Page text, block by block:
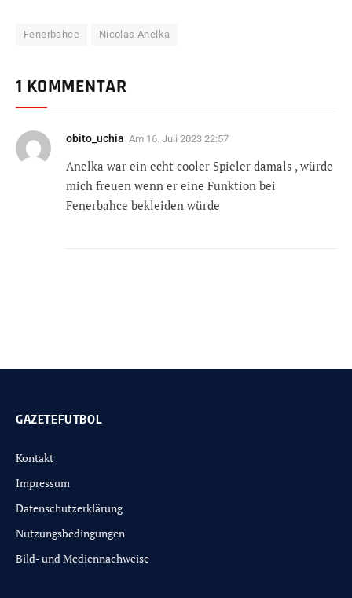
Fenerbahce Nicolas Anelka
1 KOMMENTAR
obito_uchia Am 16. Juli 2023 22:57
Anelka war ein echt cooler Spieler damals , würde
mich freuen wenn er eine Funktion bei
Fenerbahce bekleiden würde
GAZETEFUTBOL
Kontakt
Impressum
Datenschutzerklärung
Nutzungsbedingungen
Bild- und Mediennachweise